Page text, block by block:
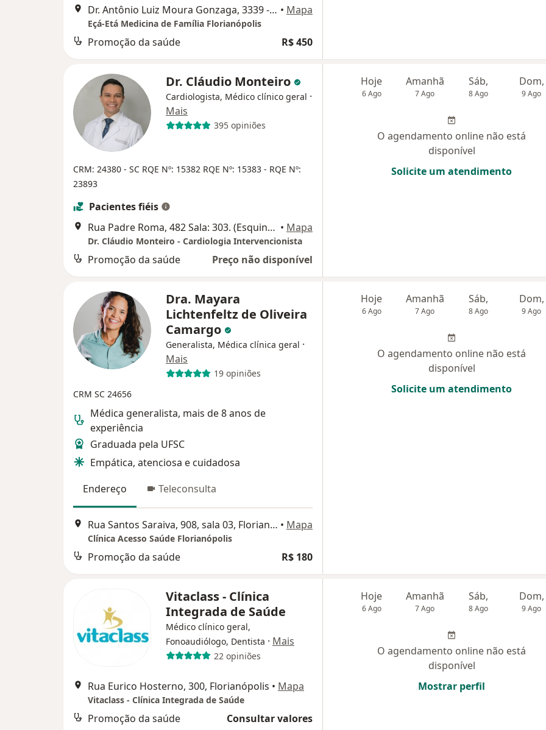
Dr. Antônio Luiz Moura Gonzaga, 3339 - Rio Tavares, Florianópolis - SC, 88048-301, Florianópolis • Mapa
Eçá-Etá Medicina de Família Florianópolis
Promoção da saúde R$ 450
Dr. Cláudio Monteiro
Cardiologista, Médico clínico geral ·
Mais
395 opiniões
CRM: 24380 - SC RQE Nº: 15382 RQE Nº: 15383 - RQE Nº:
23893
Pacientes fiéis
Rua Padre Roma, 482 Sala: 303. (Esquina com Av. Rio Branco)., Florianópolis • Mapa
Dr. Cláudio Monteiro - Cardiologia Intervencionista
Promoção da saúde Preço não disponível
Hoje
6 Ago
Amanhã
7 Ago
Sáb,
8 Ago
Dom,
9 Ago
O agendamento online não está
disponível
Solicite um atendimento
Dra. Mayara
Lichtenfeltz de Oliveira
Camargo
Generalista, Médica clínica geral ·
Mais
19 opiniões
CRM SC 24656
Médica generalista, mais de 8 anos de
experiência
Graduada pela UFSC
Empática, atenciosa e cuidadosa
Endereço
Teleconsulta
Rua Santos Saraiva, 908, sala 03, Florianópolis • Mapa
Clínica Acesso Saúde Florianópolis
Promoção da saúde R$ 180
Hoje
6 Ago
Amanhã
7 Ago
Sáb,
8 Ago
Dom,
9 Ago
O agendamento online não está
disponível
Solicite um atendimento
Vitaclass - Clínica
Integrada de Saúde
Médico clínico geral,
Fonoaudiólogo, Dentista · Mais
22 opiniões
Rua Eurico Hosterno, 300, Florianópolis • Mapa
Vitaclass - Clínica Integrada de Saúde
Promoção da saúde
Consultar valores
Hoje
6 Ago
Amanhã
7 Ago
Sáb,
8 Ago
Dom,
9 Ago
O agendamento online não está
disponível
Mostrar perfil